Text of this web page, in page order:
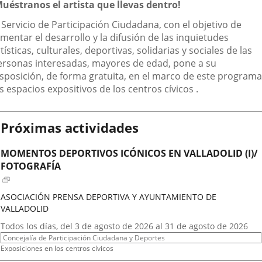
aplicación
externa.
aplicación
externa.
el artista que llevas dentro!
Servicio de Participación Ciudadana, con el objetivo de
el desarrollo y la difusión de las inquietudes
culturales, deportivas, solidarias y sociales de las
interesadas, mayores de edad, pone a su
de forma gratuita, en el marco de este
espacios expositivos de los centros cívicos .
Próximas actividades
MOMENTOS DEPORTIVOS ICÓNICOS EN VALLADOLID (I)/
FOTOGRAFÍA
ASOCIACIÓN PRENSA DEPORTIVA Y AYUNTAMIENTO DE
VALLADOLID
Fechas
del
evento
Todos los días, del 3 de agosto de 2026 al 31 de agosto de 2026
Organizador
de
Concejalía de Participación Ciudadana y Deportes
Programa
Exposiciones en los centros cívicos
Centro Cívico Científico José Antonio Valverde